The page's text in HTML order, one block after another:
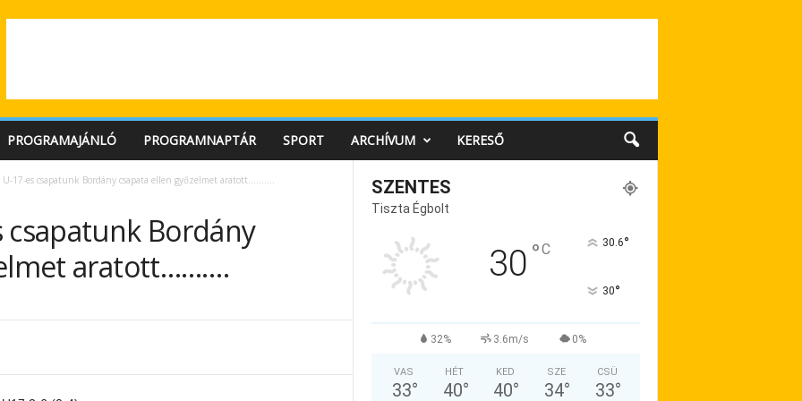
PROGRAMAJÁNLÓ PROGRAMNAPTÁR SPORT ARCHÍVUM KERESŐ
U-17-es csapatunk Bordány csapata ellen győzelmet aratott……….
csapatunk Bordány
aratott……….
SZENTES
Tiszta Égbolt
30 °C 30.6°
30°
32% 3.6m/s 0%
VAS
33°
HÉT
40°
KED
40°
SZE
34°
CSÜ
33°